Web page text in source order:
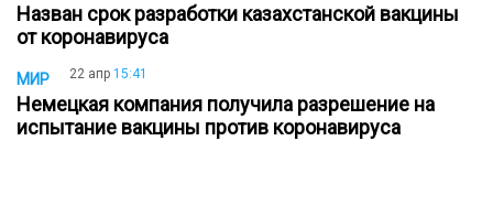
Назван срок разработки казахстанской вакцины
от коронавируса
МИР 22 апр 15:41
Немецкая компания получила разрешение на
испытание вакцины против коронавируса